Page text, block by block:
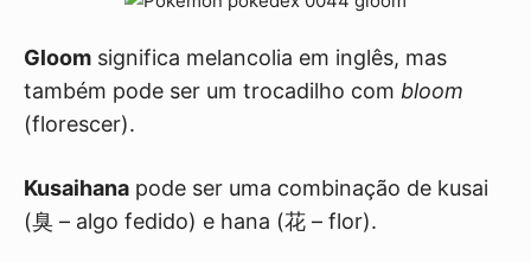
Gloom significa melancolia em inglês, mas
também pode ser um trocadilho com bloom
(florescer).
Kusaihana pode ser uma combinação de kusai
(臭 – algo fedido) e hana (花 – flor).